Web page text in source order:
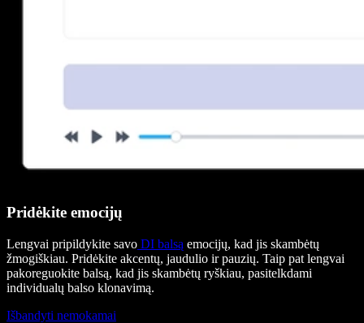
Pridėkite emocijų
Lengvai pripildykite savo DI balsą emocijų, kad jis skambėtų
žmogiškiau. Pridėkite akcentų, jaudulio ir pauzių. Taip pat lengvai
pakoreguokite balsą, kad jis skambėtų ryškiau, pasitelkdami
individualų balso klonavimą.
Išbandyti nemokamai